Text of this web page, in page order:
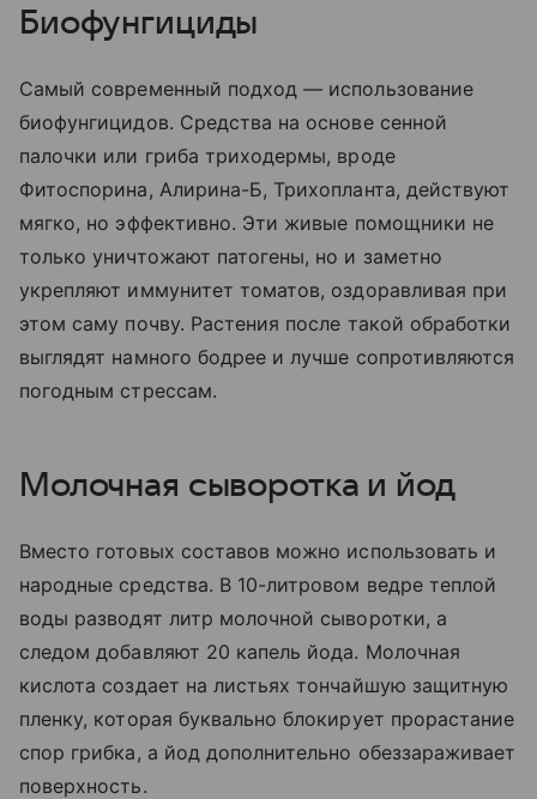
Биофунгициды
Самый современный подход — использование
биофунгицидов. Средства на основе сенной
палочки или гриба триходермы, вроде
Фитоспорина, Алирина-Б, Трихопланта, действуют
мягко, но эффективно. Эти живые помощники не
только уничтожают патогены, но и заметно
укрепляют иммунитет томатов, оздоравливая при
этом саму почву. Растения после такой обработки
выглядят намного бодрее и лучше сопротивляются
погодным стрессам.
Молочная сыворотка и йод
Вместо готовых составов можно использовать и
народные средства. В 10-литровом ведре теплой
воды разводят литр молочной сыворотки, а
следом добавляют 20 капель йода. Молочная
кислота создает на листьях тончайшую защитную
пленку, которая буквально блокирует прорастание
спор грибка, а йод дополнительно обеззараживает
поверхность.